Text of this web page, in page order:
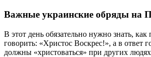
Важные украинские обряды на
В этот день обязательно нужно знать,
говорить: «Христос Воскрес!», а в ответ
должны «христоваться» при других